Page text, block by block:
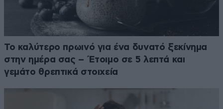
Το καλύτερο πρωινό για ένα δυνατό ξεκίνημα
στην ημέρα σας – Έτοιμο σε 5 λεπτά και
γεμάτο θρεπτικά στοιχεία